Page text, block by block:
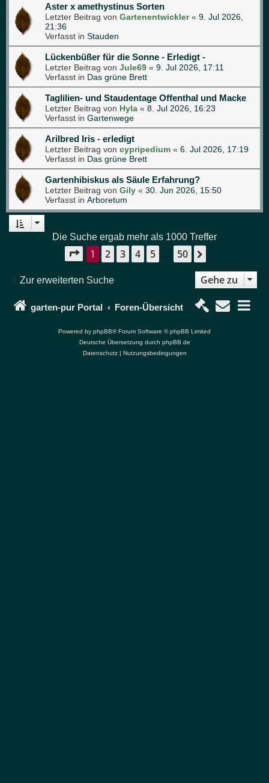
Aster x amethystinus Sorten
Letzter Beitrag von Gartenentwickler« 9. Jul 2026,
21:36
Verfasst in Stauden
Lückenbüßer für die Sonne - Erledigt -
Letzter Beitrag von Jule69 « 9. Jul 2026, 17:11
Verfasst in Das grüne Brett
Taglilien- und Staudentage Offenthal und Macke
Letzter Beitrag von Hyla « 8. Jul 2026, 16:23
Verfasst in Gartenwege
Arilbred Iris - erledigt
Letzter Beitrag von cypripedium « 6. Jul 2026, 17:19
Verfasst in Das grüne Brett
Gartenhibiskus als Säule Erfahrung?
Letzter Beitrag von Gily « 30. Jun 2026, 15:50
Verfasst in Arboretum
Die Suche ergab mehr als 1000 Treffer
Seite 1von 50
1 2 3 4 5 … 50
Zur erweiterten Suche Gehe zu
garten-pur Portal Foren-Übersicht
Powered by phpBB® Forum Software © phpBB Limited
Deutsche Übersetzung durch phpBB.de
Datenschutz| Nutzungsbedingungen